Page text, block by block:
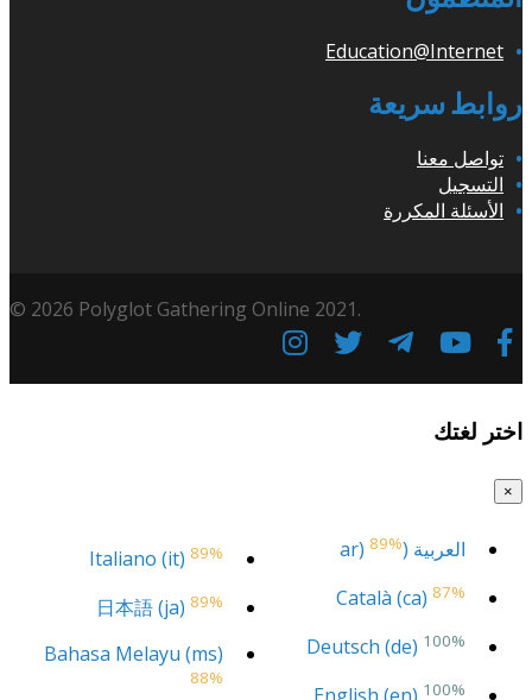
Education@Internet
روابط سريعة
تواصل معنا
التسجيل
الأسئلة المكررة
© 2026 Polyglot Gathering Online 2021.
اختر لغتك
×
العربية (ar) 89%
Català (ca) 87%
Deutsch (de) 100%
100%
Italiano (it) 89%
日本語 (ja) 89%
Bahasa Melayu (ms)
88%